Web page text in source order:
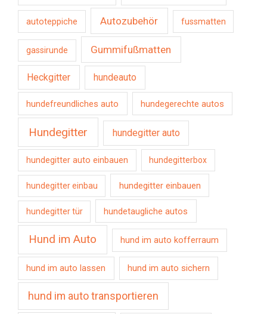
autoteppiche Autozubehör fussmatten
gassirunde Gummifußmatten
Heckgitter hundeauto
hundefreundliches auto hundegerechte autos
Hundegitter hundegitter auto
hundegitter auto einbauen hundegitterbox
hundegitter einbau hundegitter einbauen
hundegitter tür hundetaugliche autos
Hund im Auto hund im auto kofferraum
hund im auto lassen hund im auto sichern
hund im auto transportieren